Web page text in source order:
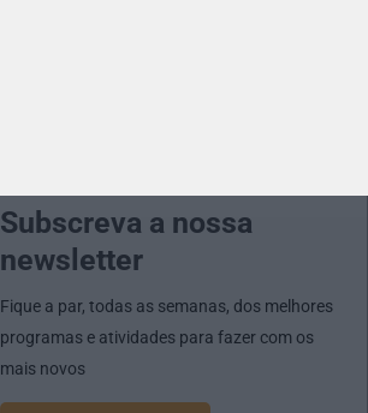
Subscreva a nossa
newsletter
Fique a par, todas as semanas, dos melhores
programas e atividades para fazer com os
mais novos